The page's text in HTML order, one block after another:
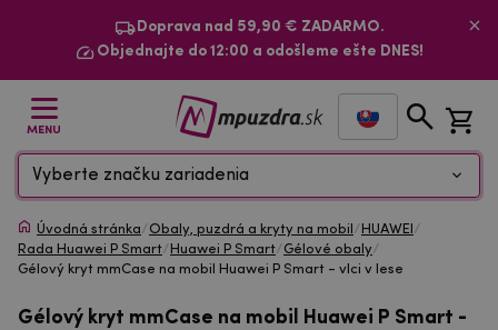
Doprava nad 59,90 € ZADARMO.
Objednajte do 12:00 a odošleme ešte DNES!
MENU
Vyberte značku zariadenia
Úvodná stránka/Obaly, puzdrá a kryty na mobil / HUAWEI /
Rada Huawei P Smart/ Huawei P Smart/Gélové obaly/
Gélový kryt mmCase na mobil Huawei P Smart - vlci v lese
Gélový kryt mmCase na mobil Huawei P Smart -